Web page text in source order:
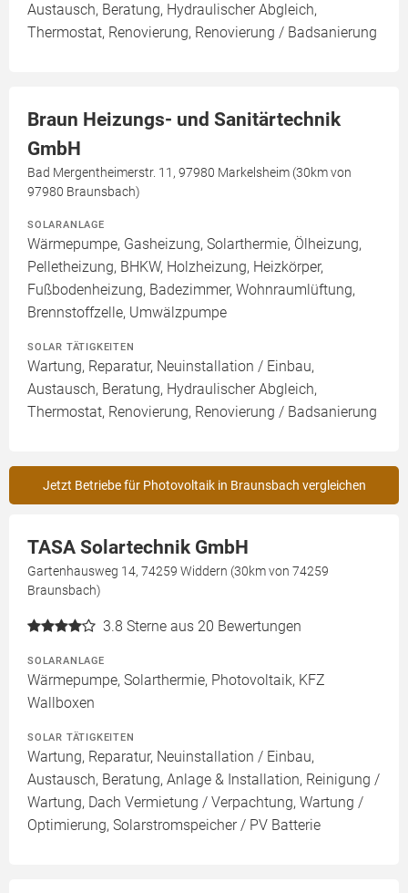
Austausch, Beratung, Hydraulischer Abgleich,
Thermostat, Renovierung, Renovierung / Badsanierung
Braun Heizungs- und Sanitärtechnik
GmbH
Bad Mergentheimerstr. 11, 97980 Markelsheim (30km von
97980 Braunsbach)
SOLARANLAGE
Wärmepumpe, Gasheizung, Solarthermie, Ölheizung,
Pelletheizung, BHKW, Holzheizung, Heizkörper,
Fußbodenheizung, Badezimmer, Wohnraumlüftung,
Brennstoffzelle, Umwälzpumpe
SOLAR TÄTIGKEITEN
Wartung, Reparatur, Neuinstallation / Einbau,
Austausch, Beratung, Hydraulischer Abgleich,
Thermostat, Renovierung, Renovierung / Badsanierung
Jetzt Betriebe für Photovoltaik in Braunsbach vergleichen
TASA Solartechnik GmbH
Gartenhausweg 14, 74259 Widdern (30km von 74259
Braunsbach)
3.8 Sterne aus 20 Bewertungen
SOLARANLAGE
Wärmepumpe, Solarthermie, Photovoltaik, KFZ
Wallboxen
SOLAR TÄTIGKEITEN
Wartung, Reparatur, Neuinstallation / Einbau,
Austausch, Beratung, Anlage & Installation, Reinigung /
Wartung, Dach Vermietung / Verpachtung, Wartung /
Optimierung, Solarstromspeicher / PV Batterie